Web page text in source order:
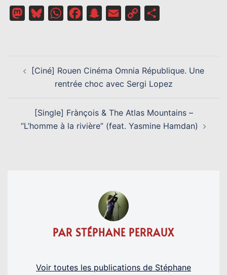
MastodonBlueskyWhatsAppFacebookSnapchat
Email
Copy
D’ARTICLE
[Ciné] Rouen Cinéma Omnia République. Une
rentrée choc avec Sergi Lopez
[Single] Frànçois & The Atlas Mountains –
“L’homme à la rivière” (feat. Yasmine Hamdan)
PAR STÉPHANE PERRAUX
Voir toutes les publications de Stéphane